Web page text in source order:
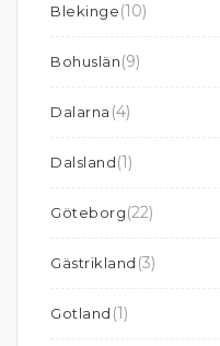
Blekinge(10)
Bohuslän(9)
Dalarna (4)
Dalsland(1)
Göteborg(22)
Gästrikland (3)
Gotland (1)